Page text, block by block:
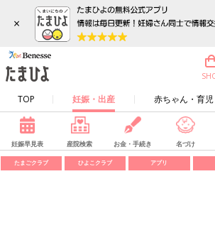
×
TOP 妊娠・出産 赤ちゃん・育児
妊娠早見表 産院検索 お金・手続き 名づけ
たまごクラブ ひよこクラブ アプリ